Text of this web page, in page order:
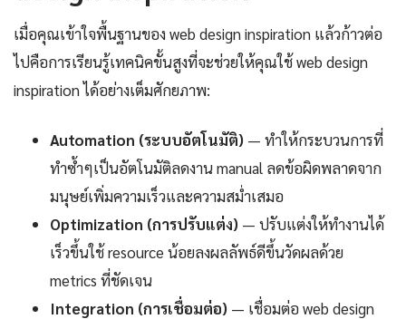
เมื่อคุณเข้าใจพื้นฐานของ web design inspiration แล้วก้าวต่อ
ไปคือการเรียนรู้เทคนิคขั้นสูงที่จะช่วยให้คุณใช้ web design
inspiration ได้อย่างเต็มศักยภาพ:
Automation (ระบบอัตโนมัติ) — ทำให้กระบวนการที่
ทำซ้ำๆเป็นอัตโนมัติลดงาน manual ลดข้อผิดพลาดจาก
มนุษย์เพิ่มความเร็วและความสม่ำเสมอ
Optimization (การปรับแต่ง) — ปรับแต่งให้ทำงานได้
เร็วขึ้นใช้ resource น้อยลงผลลัพธ์ดีขึ้นวัดผลด้วย
metrics ที่ชัดเจน
Integration (การเชื่อมต่อ) — เชื่อมต่อ web design